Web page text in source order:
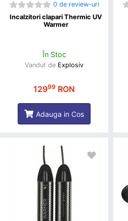
0 de review-uri
Incalzitori clapari Thermic UV
Warmer
În Stoc
Vandut de Explosiv
12999 RON
Adauga in Cos